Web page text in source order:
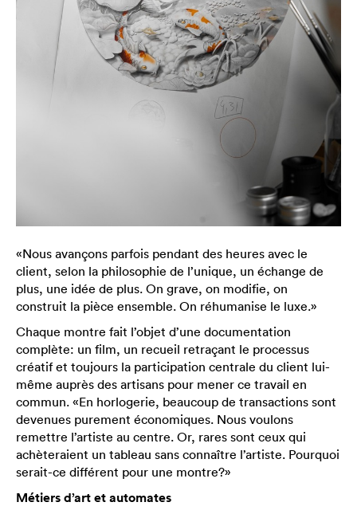
«Nous avançons parfois pendant des heures avec le
client, selon la philosophie de l’unique, un échange de
plus, une idée de plus. On grave, on modifie, on
construit la pièce ensemble. On réhumanise le luxe.»
Chaque montre fait l’objet d’une documentation
complète: un film, un recueil retraçant le processus
créatif et toujours la participation centrale du client lui-
même auprès des artisans pour mener ce travail en
commun. «En horlogerie, beaucoup de transactions sont
devenues purement économiques. Nous voulons
remettre l’artiste au centre. Or, rares sont ceux qui
achèteraient un tableau sans connaître l’artiste. Pourquoi
serait-ce différent pour une montre?»
Métiers d’art et automates